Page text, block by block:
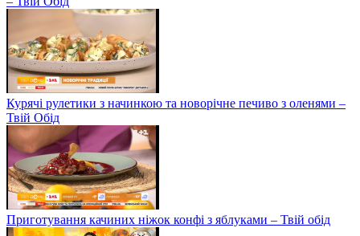
Курячі рулетики з начинкою та новорічне печиво з оленями –
Твій Обід
Приготування качиних ніжок конфі з яблуками – Твій обід